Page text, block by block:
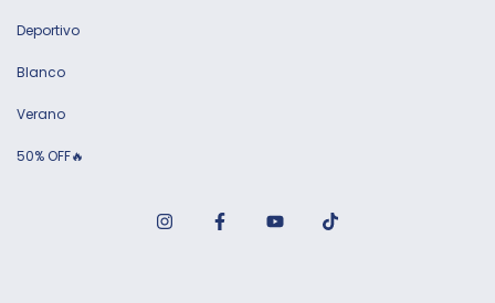
Deportivo
Blanco
Verano
50% OFF🔥